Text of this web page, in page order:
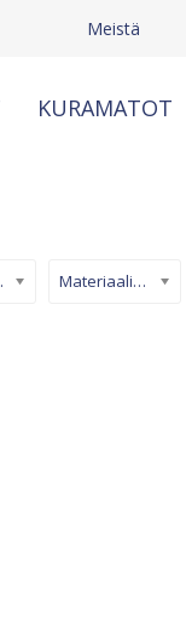
Meistä
KURAMATOT
Materiaali/ tuotetyyppi